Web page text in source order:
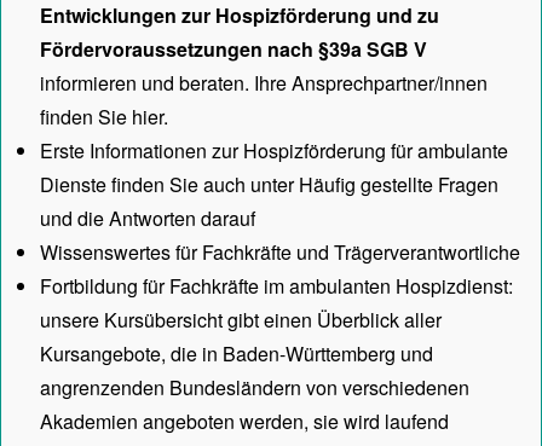
Entwicklungen zur Hospizförderung und zu
Fördervoraussetzungen nach §39a SGB V
informieren und beraten. Ihre Ansprechpartner/innen
finden Sie hier.
Erste Informationen zur Hospizförderung für ambulante
Dienste finden Sie auch unterHäufig gestellte Fragen
und die Antworten darauf
Wissenswertes für Fachkräfte und Trägerverantwortliche
Fortbildung für Fachkräfte im ambulanten Hospizdienst:
unsere Kursübersichtgibt einen Überblick aller
Kursangebote, die in Baden-Württemberg und
angrenzenden Bundesländern von verschiedenen
Akademien angeboten werden, sie wird laufend